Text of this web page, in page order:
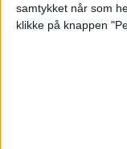
samtykket når som
klikke på knappen